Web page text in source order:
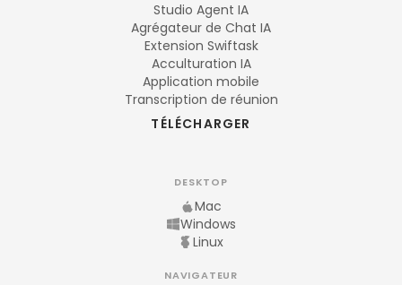
Studio Agent IA
Agrégateur de Chat IA
Extension Swiftask
Acculturation IA
Application mobile
Transcription de réunion
TÉLÉCHARGER
DESKTOP
Mac
Windows
Linux
NAVIGATEUR